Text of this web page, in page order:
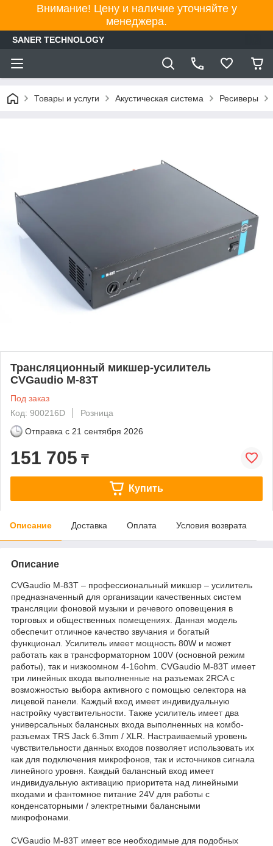
Внимание! Цену и наличие уточняйте у
менеджера.
SANER TECHNOLOGY
Товары и услуги Акустическая система Ресиверы
Трансляционный микшер-усилитель
CVGaudio M-83T
Под заказ
Код: 900216D
Розница
Отправка с 21 сентября 2026
151 705 ₸
Купить
Описание Доставка Оплата Условия возврата
Описание
CVGaudio M-83T – профессиональный микшер – усилитель
предназначенный для организации качественных систем
трансляции фоновой музыки и речевого оповещения в
торговых и общественных помещениях. Данная модель
обеспечит отличное качество звучания и богатый
функционал. Усилитель имеет мощность 80W и может
работать как в трансформаторном 100V (основной режим
работы), так и низкоомном 4-16ohm. CVGaudio M-83T имеет
три линейных входа выполненные на разъемах 2RCA с
возможностью выбора активного с помощью селектора на
лицевой панели. Каждый вход имеет индивидуальную
настройку чувствительности. Также усилитель имеет два
универсальных балансных входа выполненных на комбо-
разъемах TRS Jack 6.3mm / XLR. Настраиваемый уровень
чувствительности данных входов позволяет использовать их
как для подключения микрофонов, так и источников сигнала
линейного уровня. Каждый балансный вход имеет
индивидуальную активацию приоритета над линейными
входами и фантомное питание 24V для работы с
конденсаторными / электретными балансными
микрофонами.
CVGaudio M-83T имеет все необходимые для подобных